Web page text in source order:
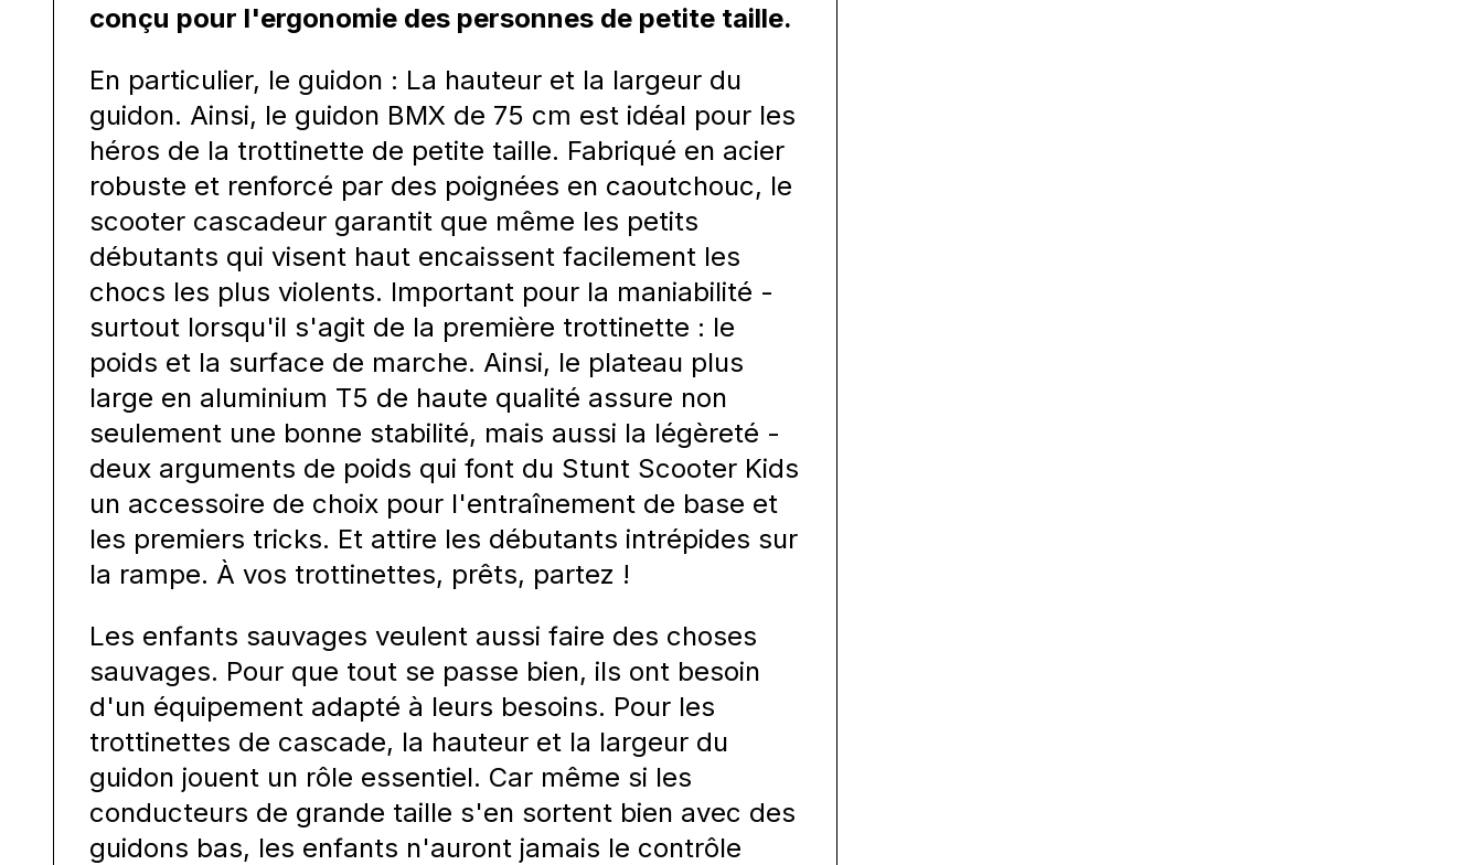
conçu pour l'ergonomie des personnes de petite taille.
En particulier, le guidon : La hauteur et la largeur du
guidon. Ainsi, le guidon BMX de 75 cm est idéal pour les
héros de la trottinette de petite taille. Fabriqué en acier
robuste et renforcé par des poignées en caoutchouc, le
scooter cascadeur garantit que même les petits
débutants qui visent haut encaissent facilement les
chocs les plus violents. Important pour la maniabilité -
surtout lorsqu'il s'agit de la première trottinette : le
poids et la surface de marche. Ainsi, le plateau plus
large en aluminium T5 de haute qualité assure non
seulement une bonne stabilité, mais aussi la légèreté -
deux arguments de poids qui font du Stunt Scooter Kids
un accessoire de choix pour l'entraînement de base et
les premiers tricks. Et attire les débutants intrépides sur
la rampe. À vos trottinettes, prêts, partez !
Les enfants sauvages veulent aussi faire des choses
sauvages. Pour que tout se passe bien, ils ont besoin
d'un équipement adapté à leurs besoins. Pour les
trottinettes de cascade, la hauteur et la largeur du
guidon jouent un rôle essentiel. Car même si les
conducteurs de grande taille s'en sortent bien avec des
guidons bas, les enfants n'auront jamais le contrôle